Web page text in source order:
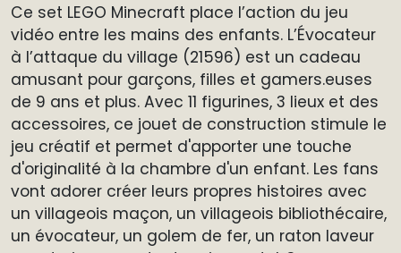
Ce set LEGO Minecraft place l’action du jeu
vidéo entre les mains des enfants. L’Évocateur
à l’attaque du village (21596) est un cadeau
amusant pour garçons, filles et gamers.euses
de 9 ans et plus. Avec 11 figurines, 3 lieux et des
accessoires, ce jouet de construction stimule le
jeu créatif et permet d'apporter une touche
d'originalité à la chambre d'un enfant. Les fans
vont adorer créer leurs propres histoires avec
un villageois maçon, un villageois bibliothécaire,
un évocateur, un golem de fer, un raton laveur